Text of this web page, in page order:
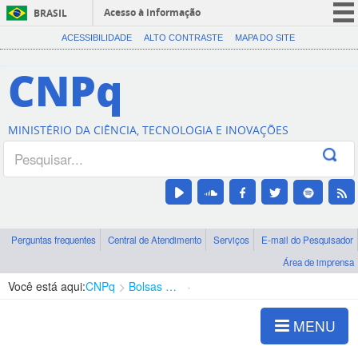
BRASIL
Acesso à informação
CORONAVÍRUS (COVID-19)
Canais
ACESSIBILIDADE ALTO CONTRASTE MAPA DO SITE
CNPq
MINISTÉRIO DA CIÊNCIA, TECNOLOGIA E INOVAÇÕES
Perguntas frequentes Central de Atendimento Serviços
E-mail do Pesquisador
Área de imprensa
Você está aqui:CNPq Bolsas e Auxílios Vigentes
MENU